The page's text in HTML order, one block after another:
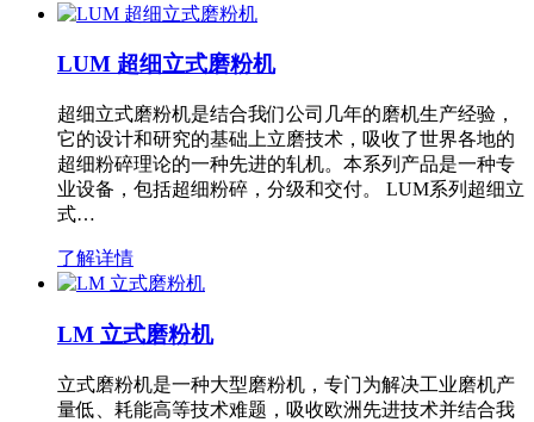
LUM 超细立式磨粉机
超细立式磨粉机是结合我们公司几年的磨机生产经验，
它的设计和研究的基础上立磨技术，吸收了世界各地的
超细粉碎理论的一种先进的轧机。本系列产品是一种专
业设备，包括超细粉碎，分级和交付。 LUM系列超细立
式…
了解详情
LM 立式磨粉机
立式磨粉机是一种大型磨粉机，专门为解决工业磨机产
量低、耗能高等技术难题，吸收欧洲先进技术并结合我